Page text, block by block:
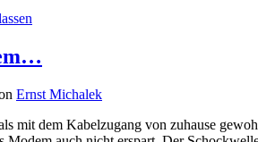
Ernst Michalek
mit dem Kabelzugang von zuhause